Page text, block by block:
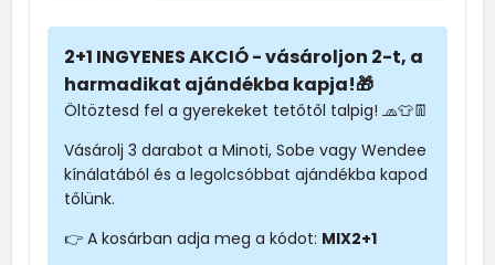
2+1 INGYENES AKCIÓ - vásároljon 2-t, a
harmadikat ajándékba kapja!🎁
Öltöztesd fel a gyerekeket tetőtől talpig! 🧢👕👖
Vásárolj 3 darabot a Minoti, Sobe vagy Wendee
kínálatából és a legolcsóbbat ajándékba kapod
tőlünk.
👉 A kosárban adja meg a kódot: MIX2+1